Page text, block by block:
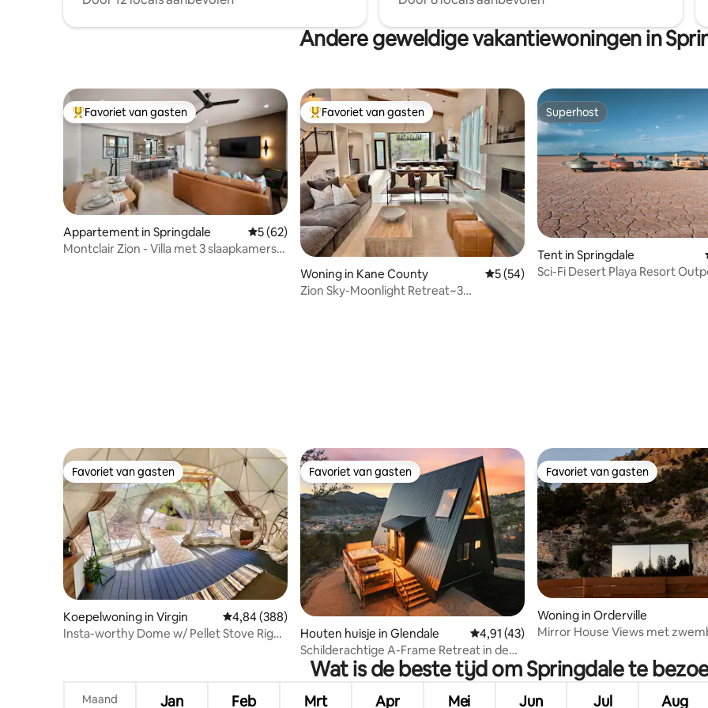
Andere geweldige vakantiewoningen in
Topfavoriet van gasten
Favoriet van gasten
Appartement in Springdale Gemiddelde beoordeling van 5 op 5, 62 recensies
5 (62)
Montclair Zion - Villa met 3 slaapkamers,
Topfavoriet van gasten
Favoriet van gasten
Woning in Kane County Gemiddelde beoordeling van 5 op 5, 54
5 (54)
Zion Sky-Moonlight Retreat~3
Superhost
Superhost
Tent in Springdale
Sci-Fi Desert Playa Resort
Favoriet van gasten
Favoriet van gasten
Koepelwoning in Virgin Gemiddelde beoordeling van 4,84 op 5, 388 recensies
4,84 (388)
Insta-worthy Dome w/ Pellet Stove Right
Favoriet van gasten
Favoriet van gasten
Houten huisje in Glendale Gemiddelde beoordeling van 4,91 op 5, 43
4,91 (43)
Schilderachtige A-Frame Retreat in de
buurt van Zion & Bryce | Hot Tub
Favoriet van gasten
Favoriet van gasten
Woning in Orderville
Mirror House Views met
Wat is de beste tijd om Springdale te
Maand Jan Feb Mrt Apr Mei Jun Jul Aug